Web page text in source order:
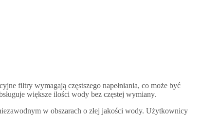
filtry wymagają częstszego napełniania, co może być
większe ilości wody bez częstej wymiany.
w obszarach o złej jakości wody. Użytkownicy